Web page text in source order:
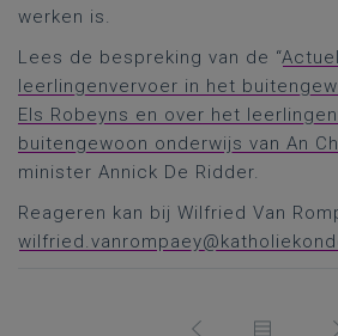
werken is.
Lees de bespreking van de “
leerlingenvervoer in het
Els Robeyns en over het
buitengewoon onderwijs van An
minister Annick De Ridder.
Reageren kan bij Wilfried Van